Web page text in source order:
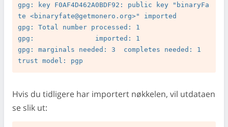
gpg: key F0AF4D462A0BDF92: public key "binaryFa
te <binaryfate@getmonero.org>" imported
gpg: Total number processed: 1
gpg:               imported: 1
gpg: marginals needed: 3  completes needed: 1
Hvis du tidligere har importert nøkkelen, vil utdataen
se slik ut: